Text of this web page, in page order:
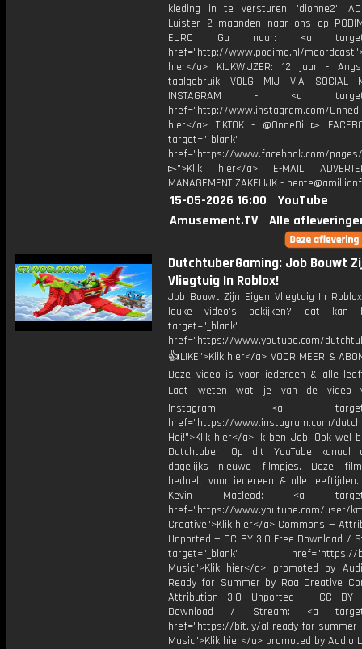
kleding in te versturen: 'dionne2'.
Luister 2 maanden naar ons op
EURO Ga naar: <a
href="http://www.podimo.nl/
hier</a> KIJKWIJZER: 12 jaar -
taalgebruik VOLG MIJ VIA SOCIAL
INSTAGRAM - <a
href="http://www.instagram.com/
hier</a> TIKTOK - @OnneDi ▻
target="_blank"
href="https://www.facebook.com/pages/
▻">Klik hier</a> E-MAIL
MANAGEMENT ZAKELIJK -
15-05-2026 16:00
YouTube
Amusement.TV
Alle
DutchtuberGaming: Job Bouwt
Vliegtuig In Roblox!
Job Bouwt Zijn Eigen Vliegtuig In
leuke video's bekijken? dat kan
target="_blank"
href="https://www.youtube.com/
👍LIKE">Klik hier</a> VOOR MEER &
Deze video is voor iedereen & alle
Laat weten wat je van de video
Instagram: <a
href="https://www.instagram.com/
Hoi!">Klik hier</a> Ik ben Job. Ook wel
Dutchtuber! Op dit YouTube kanaal
dagelijks nieuwe filmpjes. Deze
bedoelt voor iedereen & alle
Kevin Macleod: <a
href="https://www.youtube.com/user/
Creative">Klik hier</a> Commons —
Unported — CC BY 3.0 Free Download /
target="_blank" href="https://
Music">Klik hier</a> promoted by
Ready for Summer by Roa Creative
Attribution 3.0 Unported — CC BY
Download / Stream: <a
href="https://bit.ly/al-ready-for-summer
Music">Klik hier</a> promoted by Audio